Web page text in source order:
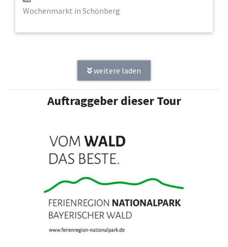
Wochenmarkt in Schönberg
weitere laden
Auftraggeber dieser Tour